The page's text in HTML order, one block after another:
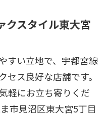
クスタイル東大宮
すい立地で、宇都宮線
ス良好な店舗です。
軽にお立ち寄りくだ
市見沼区東大宮5丁目